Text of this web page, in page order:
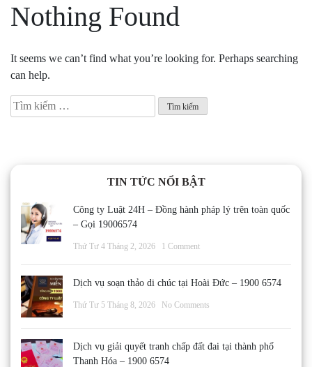
Nothing Found
It seems we can’t find what you’re looking for. Perhaps searching
can help.
Tìm
kiếm
TIN TỨC NỔI BẬT
Công ty Luật 24H – Đồng hành pháp lý trên toàn quốc
– Gọi 19006574
Thứ Tư 4 Tháng 2, 2026 1 Comment
Dịch vụ soạn thảo di chúc tại Hoài Đức – 1900 6574
Thứ Tư 5 Tháng 8, 2026 No Comments
Dịch vụ giải quyết tranh chấp đất đai tại thành phố
Thanh Hóa – 1900 6574